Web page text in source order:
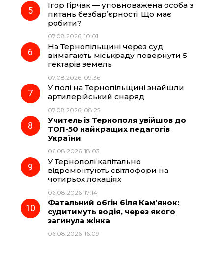
Ігор Гірчак — уповноважена особа з
питань безбар’єрності. Що має
робити?
07.08.2026, 10:01
На Тернопільщині через суд
вимагають міськраду повернути 5
гектарів земель
07.08.2026, 09:36
У полі на Тернопільщині знайшли
артилерійський снаряд
07.08.2026, 08:25
Учитель із Тернополя увійшов до
ТОП-50 найкращих педагогів
України
06.08.2026, 18:03
У Тернополі капітально
відремонтують світлофори на
чотирьох локаціях
06.08.2026, 17:14
Фатальний обгін біля Кам’янок:
судитимуть водія, через якого
загинула жінка
06.08.2026, 16:09